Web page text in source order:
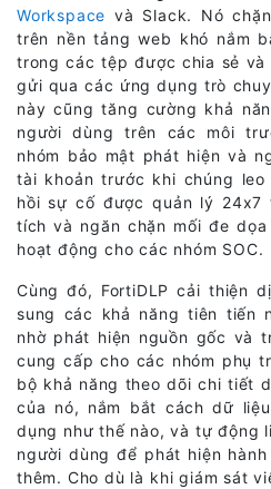
Workspace và Slack. Nó
trên nền tảng web khó nắm
trong các tệp được chia sẻ
gửi qua các ứng dụng trò
này cũng tăng cường khả
người dùng trên các môi
nhóm bảo mật phát hiện và
tài khoản trước khi chúng
hồi sự cố được quản lý 24x7
tích và ngăn chặn mối đe
hoạt động cho các nhóm SOC.
Cùng đó, FortiDLP cải thiện
sung các khả năng tiên tiến
nhờ phát hiện nguồn gốc và
cung cấp cho các nhóm phụ
bộ khả năng theo dõi chi tiết
của nó, nắm bắt cách dữ
dụng như thế nào, và tự động
người dùng để phát hiện
thêm. Cho dù là khi giám sát